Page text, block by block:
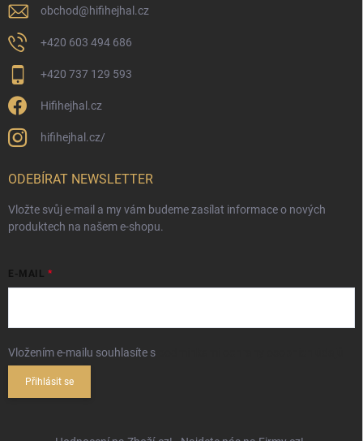
obchod@hifihejhal.cz
+420 603 494 686
+420 737 129 593
Hifihejhal.cz
hifihejhal.cz/
ODEBÍRAT NEWSLETTER
Vložte svůj e-mail a my vám budeme zasílat informace o nových
produktech na našem e-shopu.
E-MAIL
Vložením e-mailu souhlasíte s
Přihlásit se